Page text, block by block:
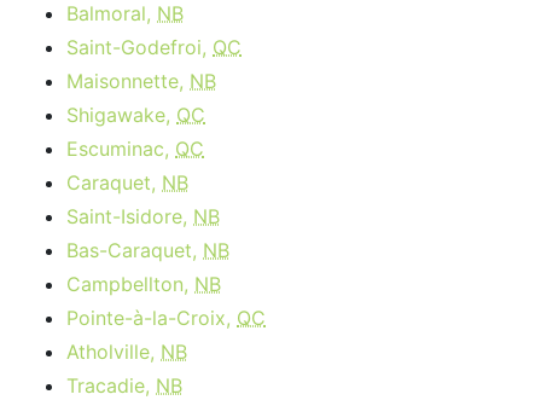
Balmoral, NB
Saint-Godefroi, QC
Maisonnette, NB
Shigawake, QC
Escuminac, QC
Caraquet, NB
Saint-Isidore, NB
Bas-Caraquet, NB
Campbellton, NB
Pointe-à-la-Croix, QC
Atholville, NB
Tracadie, NB